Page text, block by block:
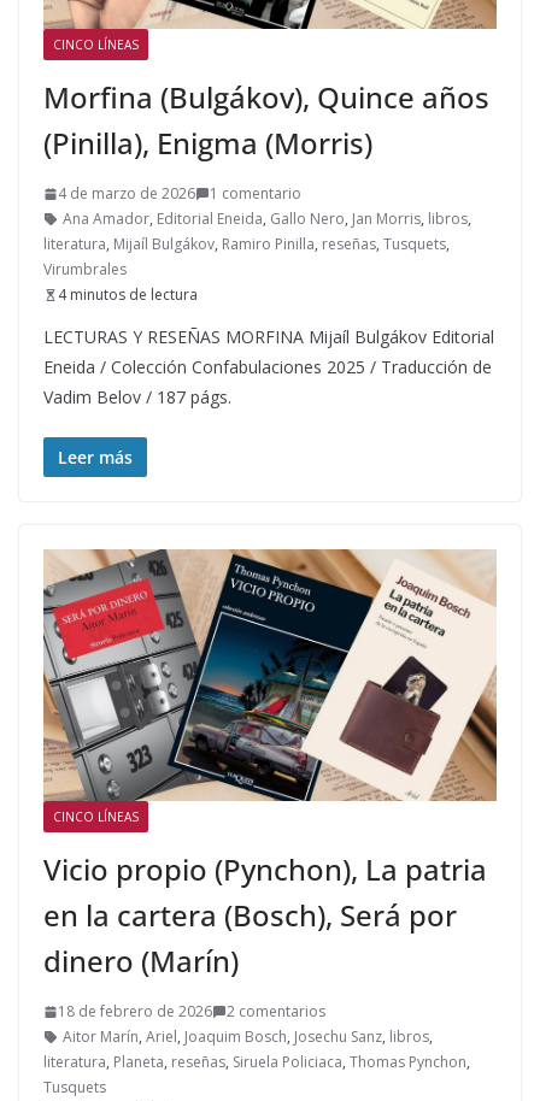
CINCO LÍNEAS
Morfina (Bulgákov), Quince años
(Pinilla), Enigma (Morris)
4 de marzo de 2026
1 comentario
Ana Amador, Editorial Eneida, Gallo Nero, Jan Morris, libros,
literatura, Mijaíl Bulgákov, Ramiro Pinilla, reseñas, Tusquets,
Virumbrales
4 minutos de lectura
LECTURAS Y RESEÑAS MORFINA Mijaíl Bulgákov Editorial
Eneida / Colección Confabulaciones 2025 / Traducción de
Vadim Belov / 187 págs.
Leer más
CINCO LÍNEAS
Vicio propio (Pynchon), La patria
en la cartera (Bosch), Será por
dinero (Marín)
18 de febrero de 2026
2 comentarios
Aitor Marín, Ariel, Joaquim Bosch, Josechu Sanz, libros,
literatura, Planeta, reseñas, Siruela Policiaca, Thomas Pynchon,
Tusquets